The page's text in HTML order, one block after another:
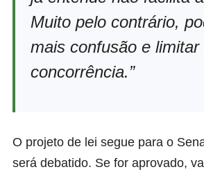
Muito pelo contrário,
mais confusão e limitar
concorrência.”
O projeto de lei segue para o
será debatido. Se for aprovado,